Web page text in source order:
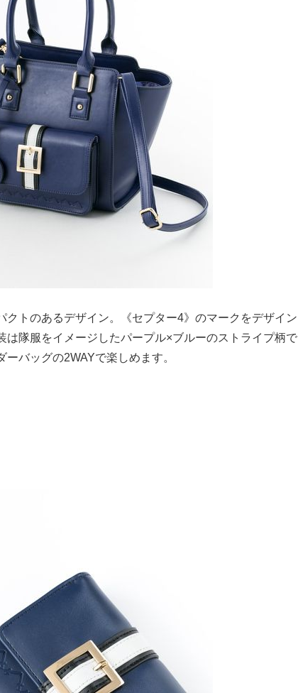
クトのあるデザイン。《セプター4》のマークをデザイン
は隊服をイメージしたパープル×ブルーのストライプ柄で
バッグの2WAYで楽しめます。